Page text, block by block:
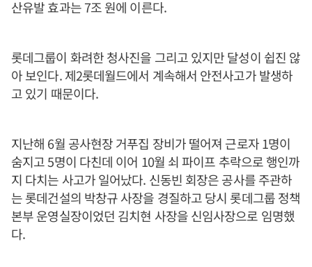
산유발 효과는 7조 원에 이른다.
롯데그룹이 화려한 청사진을 그리고 있지만 달성이 쉽진 않
아 보인다. 제2롯데월드에서 계속해서 안전사고가 발생하
고 있기 때문이다.
지난해 6월 공사현장 거푸집 장비가 떨어져 근로자 1명이
숨지고 5명이 다친데 이어 10월 쇠 파이프 추락으로 행인까
지 다치는 사고가 일어났다. 신동빈 회장은 공사를 주관하
는 롯데건설의 박창규 사장을 경질하고 당시 롯데그룹 정책
본부 운영실장이었던 김치현 사장을 신임사장으로 임명했
다.